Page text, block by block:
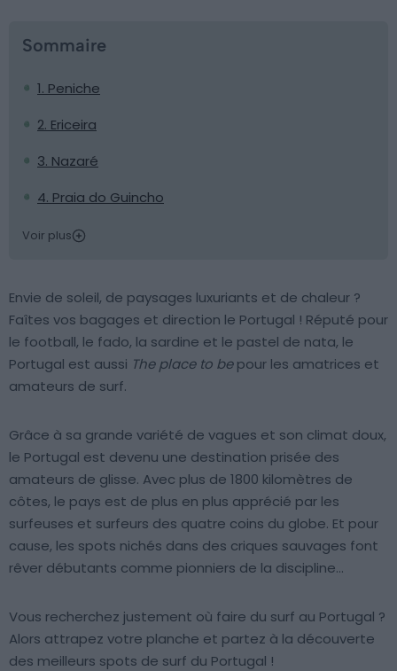
Sommaire
1. Peniche
2. Ericeira
3. Nazaré
4. Praia do Guincho
Voir plus
Envie de soleil, de paysages luxuriants et de chaleur ?
Faîtes vos bagages et direction le Portugal ! Réputé pour
le football, le fado, la sardine et le pastel de nata, le
Portugal est aussi The place to bepour les amatrices et
amateurs de surf.
Grâce à sa grande variété de vagues et son climat doux,
le Portugal est devenu une destination prisée des
amateurs de glisse. Avec plus de 1800 kilomètres de
côtes, le pays est de plus en plus apprécié par les
surfeuses et surfeurs des quatre coins du globe. Et pour
cause, les spots nichés dans des criques sauvages font
rêver débutants comme pionniers de la discipline…
Vous recherchez justement où faire du surf au Portugal ?
Alors attrapez votre planche et partez à la découverte
des meilleurs spots de surf du Portugal !